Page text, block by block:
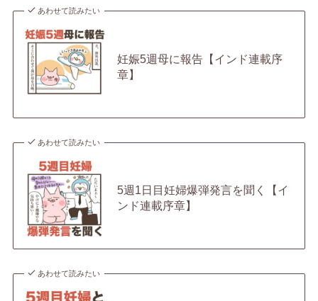
あわせて読みたい
妊娠5週母に報告【インド連載序
章】
あわせて読みたい
5週1日目妊婦爆弾発言を聞く【イ
ンド連載序章】
あわせて読みたい